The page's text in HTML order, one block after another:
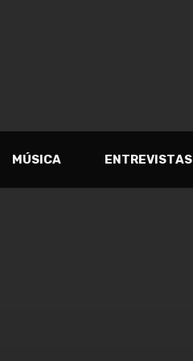
MÚSICA ENTREVISTAS